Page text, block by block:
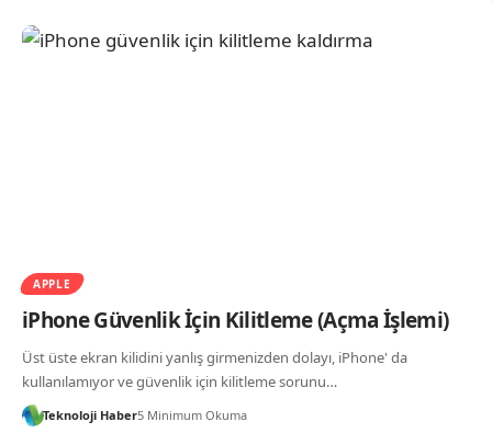
APPLE
iPhone Güvenlik İçin Kilitleme (Açma İşlemi)
Üst üste ekran kilidini yanlış girmenizden dolayı, iPhone' da
kullanılamıyor ve güvenlik için kilitleme sorunu…
Teknoloji Haber5 Minimum Okuma